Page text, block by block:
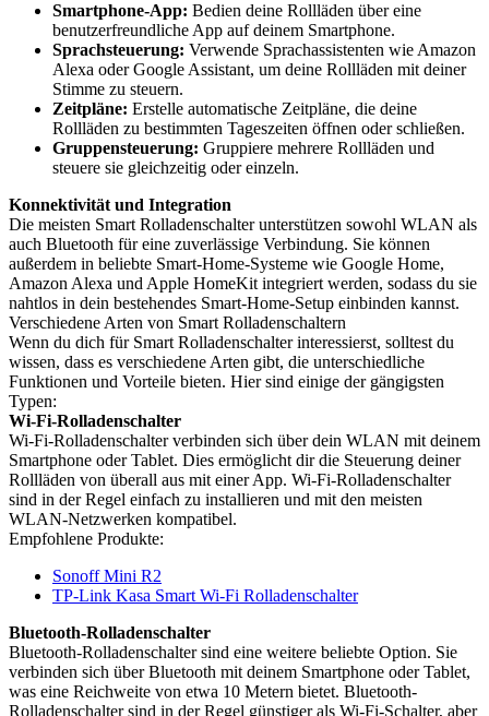
Smartphone-App: Bedien deine Rollläden über eine
benutzerfreundliche App auf deinem Smartphone.
Sprachsteuerung: Verwende Sprachassistenten wie Amazon
Alexa oder Google Assistant, um deine Rollläden mit deiner
Stimme zu steuern.
Zeitpläne: Erstelle automatische Zeitpläne, die deine
Rollläden zu bestimmten Tageszeiten öffnen oder schließen.
Gruppensteuerung: Gruppiere mehrere Rollläden und
steuere sie gleichzeitig oder einzeln.
Konnektivität und Integration
Die meisten Smart Rolladenschalter unterstützen sowohl WLAN als
auch Bluetooth für eine zuverlässige Verbindung. Sie können
außerdem in beliebte Smart-Home-Systeme wie Google Home,
Amazon Alexa und Apple HomeKit integriert werden, sodass du sie
nahtlos in dein bestehendes Smart-Home-Setup einbinden kannst.
Verschiedene Arten von Smart Rolladenschaltern
Wenn du dich für Smart Rolladenschalter interessierst, solltest du
wissen, dass es verschiedene Arten gibt, die unterschiedliche
Funktionen und Vorteile bieten. Hier sind einige der gängigsten
Typen:
Wi-Fi-Rolladenschalter
Wi-Fi-Rolladenschalter verbinden sich über dein WLAN mit deinem
Smartphone oder Tablet. Dies ermöglicht dir die Steuerung deiner
Rollläden von überall aus mit einer App. Wi-Fi-Rolladenschalter
sind in der Regel einfach zu installieren und mit den meisten
WLAN-Netzwerken kompatibel.
Empfohlene Produkte:
Sonoff Mini R2
TP-Link Kasa Smart Wi-Fi Rolladenschalter
Bluetooth-Rolladenschalter
Bluetooth-Rolladenschalter sind eine weitere beliebte Option. Sie
verbinden sich über Bluetooth mit deinem Smartphone oder Tablet,
was eine Reichweite von etwa 10 Metern bietet. Bluetooth-
Rolladenschalter sind in der Regel günstiger als Wi-Fi-Schalter, aber